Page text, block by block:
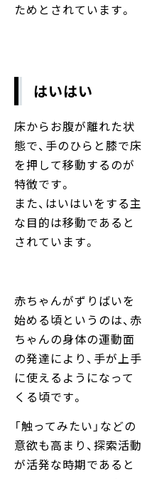
ためとされています。
はいはい
床からお腹が離れた状
態で、手のひらと膝で床
を押して移動するのが
特徴です。
また、はいはいをする主
な目的は移動であると
されています。
赤ちゃんがずりばいを
始める頃というのは、赤
ちゃんの身体の運動面
の発達により、手が上手
に使えるようになって
くる頃です。
「触ってみたい」などの
意欲も高まり、探索活動
が活発な時期であると